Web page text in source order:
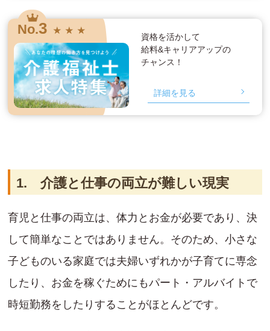
No.3 ★ ★ ★
資格を活かして
給料&キャリアアップの
チャンス！
詳細を見る
1. 介護と仕事の両立が難しい現実
育児と仕事の両立は、体力とお金が必要であり、決
して簡単なことではありません。そのため、小さな
子どものいる家庭では夫婦いずれかが子育てに専念
したり、お金を稼ぐためにもパート・アルバイトで
時短勤務をしたりすることがほとんどです。